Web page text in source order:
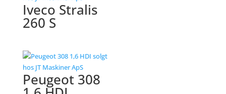
Iveco Stralis
260 S
Peugeot 308